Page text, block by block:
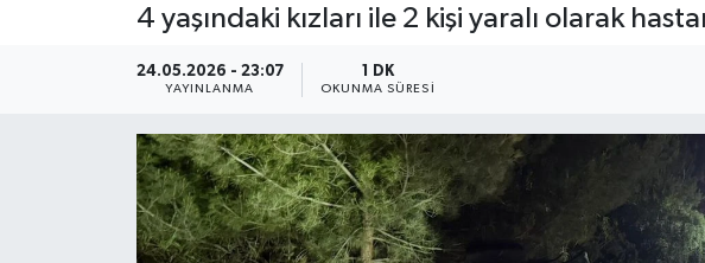
4 yaşındaki kızları ile 2 kişi yaralı olarak
24.05.2026 - 23:07
YAYINLANMA
1 DK
OKUNMA SÜRESI
Resmi İlan
Siyaset
Son Dakika Haberleri
Haber Arşivi